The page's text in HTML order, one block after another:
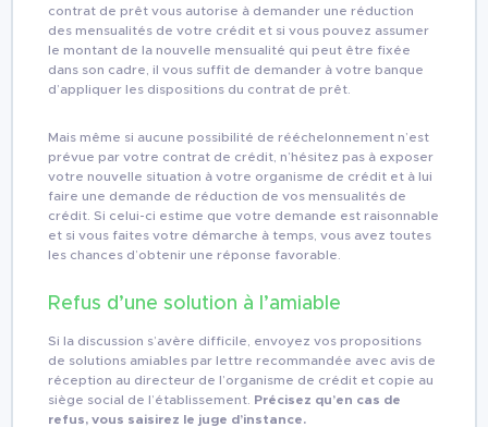
contrat de prêt vous autorise à demander une réduction
des mensualités de votre crédit et si vous pouvez assumer
le montant de la nouvelle mensualité qui peut être fixée
dans son cadre, il vous suffit de demander à votre banque
d’appliquer les dispositions du contrat de prêt.
Mais même si aucune possibilité de rééchelonnement n’est
prévue par votre contrat de crédit, n’hésitez pas à exposer
votre nouvelle situation à votre organisme de crédit et à lui
faire une demande de réduction de vos mensualités de
crédit. Si celui-ci estime que votre demande est raisonnable
et si vous faites votre démarche à temps, vous avez toutes
les chances d’obtenir une réponse favorable.
Refus d’une solution à l’amiable
Si la discussion s’avère difficile, envoyez vos propositions
de solutions amiables par lettre recommandée avec avis de
réception au directeur de l’organisme de crédit et copie au
siège social de l’établissement. Précisez qu’en cas de
refus, vous saisirez le juge d’instance.